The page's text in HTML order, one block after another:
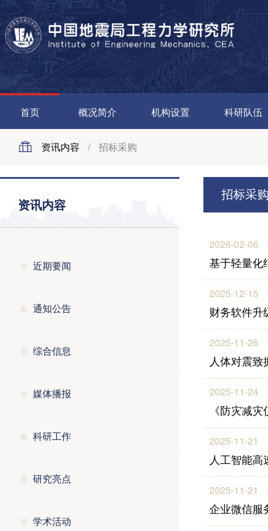
首页 概况简介 机构设置 科研队伍
资讯内容 / 招标采购
资讯内容
近期要闻
通知公告
综合信息
媒体播报
科研工作
研究亮点
学术活动
招标采
2026-02-06
基于轻量化
2025-12-15
财务软件升
2025-11-26
人体对震
2025-11-24
《防灾减
2025-11-21
人工智能
2025-11-21
企业微信服